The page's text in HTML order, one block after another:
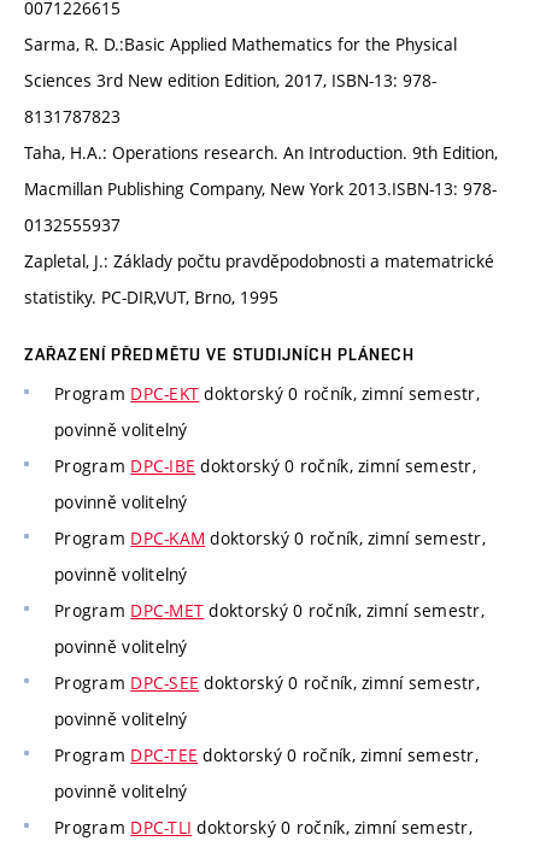
0071226615
Sarma, R. D.:Basic Applied Mathematics for the Physical
Sciences 3rd New edition Edition, 2017, ISBN-13: 978-
8131787823
Taha, H.A.: Operations research. An Introduction. 9th Edition,
Macmillan Publishing Company, New York 2013.ISBN-13: 978-
0132555937
Zapletal, J.: Základy počtu pravděpodobnosti a matematrické
statistiky. PC-DIR,VUT, Brno, 1995
ZAŘAZENÍ PŘEDMĚTU VE STUDIJNÍCH PLÁNECH
Program DPC-EKT doktorský 0 ročník, zimní semestr,
povinně volitelný
Program DPC-IBE doktorský 0 ročník, zimní semestr,
povinně volitelný
Program DPC-KAM doktorský 0 ročník, zimní semestr,
povinně volitelný
Program DPC-MET doktorský 0 ročník, zimní semestr,
povinně volitelný
Program DPC-SEE doktorský 0 ročník, zimní semestr,
povinně volitelný
Program DPC-TEE doktorský 0 ročník, zimní semestr,
povinně volitelný
Program DPC-TLI doktorský 0 ročník, zimní semestr,